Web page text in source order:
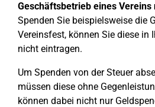
Geschäftsbetrieb eines Vereins
Spenden Sie beispielsweise die
Vereinsfest, können Sie diese in
nicht eintragen.
Um Spenden von der Steuer
müssen diese ohne
können dabei nicht nur